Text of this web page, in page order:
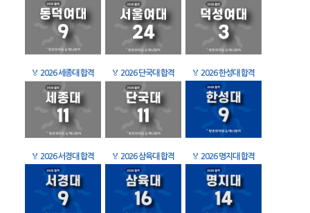
🏅 2026 세종대 합격 🏅 2026 단국대 합격 🏅 2026 한성대 합격
🏅 2026 서경대 합격 🏅 2026 삼육대 합격 🏅 2026 명지대 합격